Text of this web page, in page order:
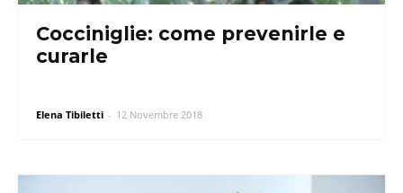
Cocciniglie: come prevenirle e
curarle
Elena Tibiletti - 12 Novembre 2018